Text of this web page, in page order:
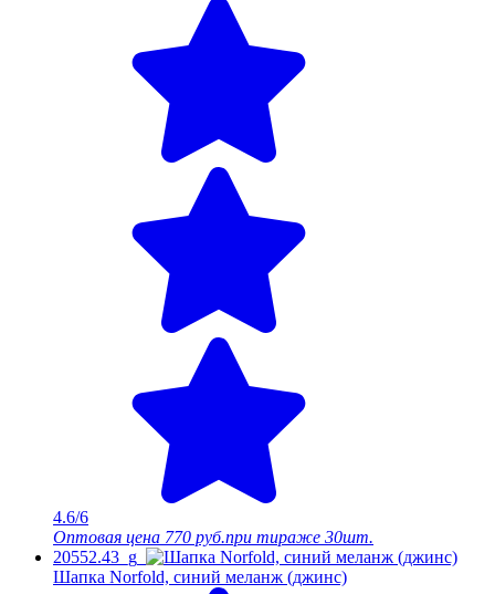
4.6/6
Оптовая цена 770 руб.при тираже 30шт.
20552.43_g
Шапка Norfold, синий меланж (джинс)